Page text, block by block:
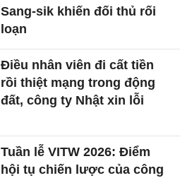
Sang-sik khiến đối thủ rối
loạn
Điều nhân viên đi cất tiền
rồi thiệt mạng trong động
đất, công ty Nhật xin lỗi
Tuần lễ VITW 2026: Điểm
hội tụ chiến lược của công